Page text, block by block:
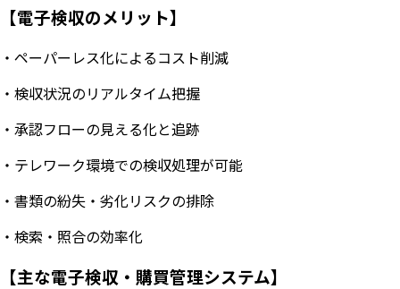
【電子検収のメリット】
・ペーパーレス化によるコスト削減
・検収状況のリアルタイム把握
・承認フローの見える化と追跡
・テレワーク環境での検収処理が可能
・書類の紛失・劣化リスクの排除
・検索・照合の効率化
【主な電子検収・購買管理システム】